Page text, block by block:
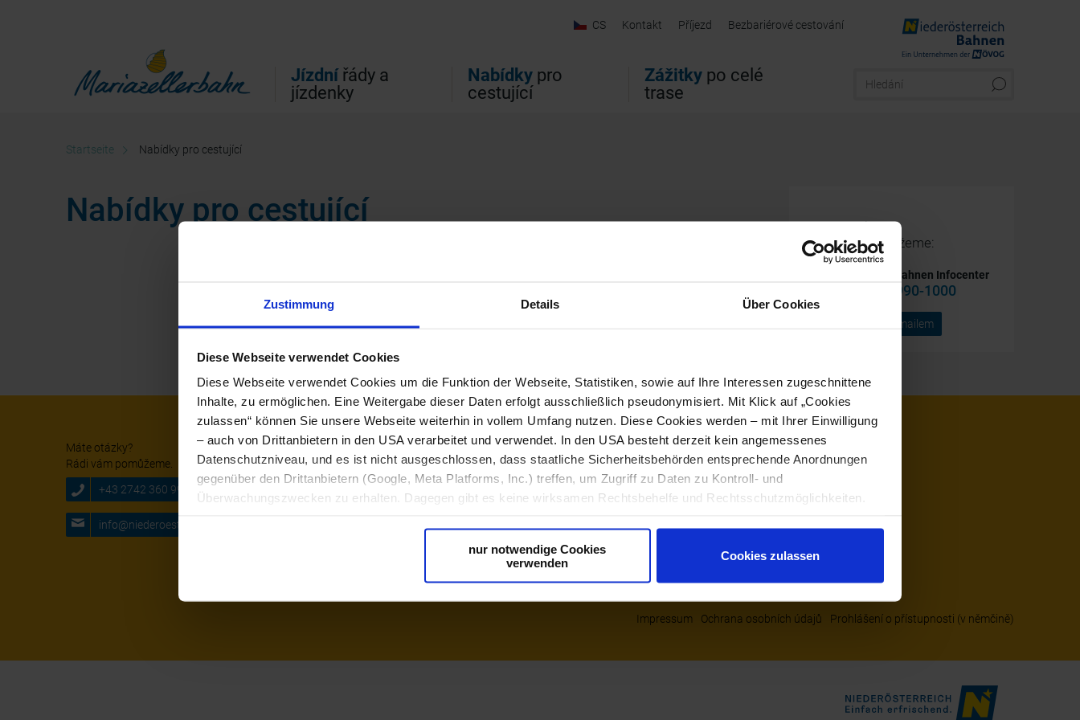
Zustimmung Details Über Cookies
Diese Webseite verwendet Cookies
Diese Webseite verwendet Cookies um die Funktion der Webseite, Statistiken, sowie auf Ihre Interessen zugeschnittene
Inhalte, zu ermöglichen. Eine Weitergabe dieser Daten erfolgt ausschließlich pseudonymisiert. Mit Klick auf „Cookies
zulassen“ können Sie unsere Webseite weiterhin in vollem Umfang nutzen. Diese Cookies werden – mit Ihrer Einwilligung
– auch von Drittanbietern in den USA verarbeitet und verwendet. In den USA besteht derzeit kein angemessenes
Datenschutzniveau, und es ist nicht ausgeschlossen, dass staatliche Sicherheitsbehörden entsprechende Anordnungen
gegenüber den Drittanbietern (Google, Meta Platforms, Inc.) treffen, um Zugriff zu Daten zu Kontroll- und
Überwachungszwecken zu erhalten. Dagegen gibt es keine wirksamen Rechtsbehelfe und Rechtsschutzmöglichkeiten.
Browser, Internetanbieter, Endgerät und Bildschirmauflösung an Google bzw. Meta weiter. Weitere Details betreffend
nur notwendige Cookies
verwenden
Cookies zulassen
Jízdnířády a
jízdenky
Nabídky pro
cestující
Zážitky po celé
trase
CS Kontakt Příjezd Bezbariérové cestování
Startseite Nabídky pro cestující
Nabídky pro cestující
Máte otázky?
Rádi vám pomůžeme:
Niederösterreich Bahnen Infocenter
+43 2742 360 990-1000
Poptávka e-mailem
Máte otázky?
Rádi vám pomůžeme.
+43 2742 360 990-1000
info@niederoesterreichbahnen.at
Social Media & Co
Impressum Ochrana osobních údajů Prohlášení o přístupnosti (v němčině)